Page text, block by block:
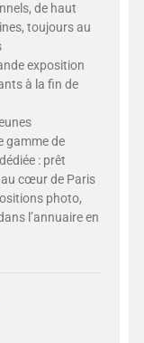
de haut
toujours au
exposition
à la fin de
gamme de
: prêt
cœur de Paris
photo,
l’annuaire en